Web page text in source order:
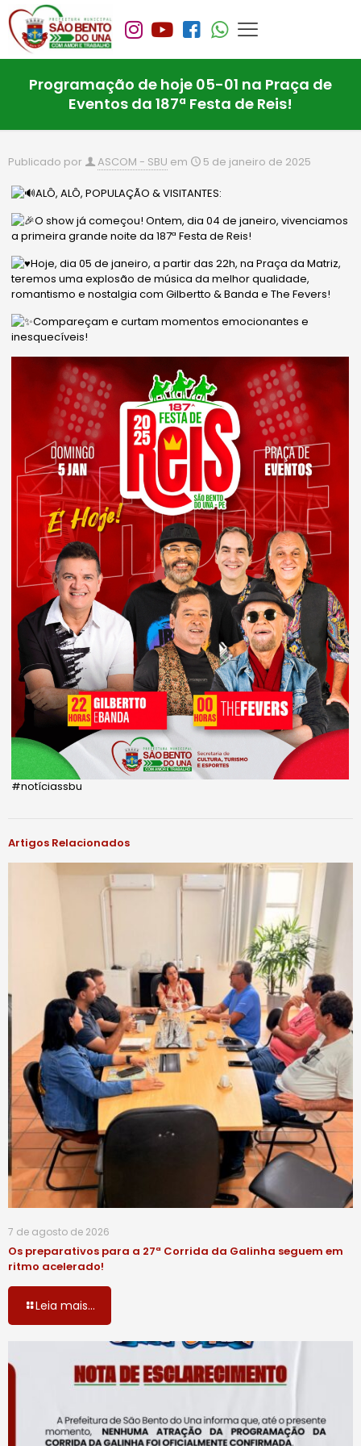
Programação de hoje 05-01 na Praça de
Eventos da 187ª Festa de Reis!
Publicado por ASCOM - SBU em 5 de janeiro de 2025
ALÔ, ALÔ, POPULAÇÃO & VISITANTES:
O show já começou! Ontem, dia 04 de janeiro, vivenciamos
a primeira grande noite da 187ª Festa de Reis!
Hoje, dia 05 de janeiro, a partir das 22h, na Praça da Matriz,
teremos uma explosão de música da melhor qualidade,
romantismo e nostalgia com Gilbertto & Banda e The Fevers!
Compareçam e curtam momentos emocionantes e
inesquecíveis!
#notíciassbu
Artigos Relacionados
7 de agosto de 2026
Os preparativos para a 27ª Corrida da Galinha seguem em
ritmo acelerado!
Leia mais...